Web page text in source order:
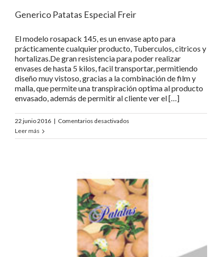
Generico Patatas Especial Freir
El modelo rosapack 145, es un envase apto para
prácticamente cualquier producto, Tuberculos, citricos y
hortalizas.De gran resistencia para poder realizar
envases de hasta 5 kilos, facil transportar, permitiendo
diseño muy vistoso, gracias a la combinación de film y
malla, que permite una transpiración optima al producto
envasado, además de permitir al cliente ver el […]
22 junio 2016 | Comentarios desactivados
Patatas
Leer más